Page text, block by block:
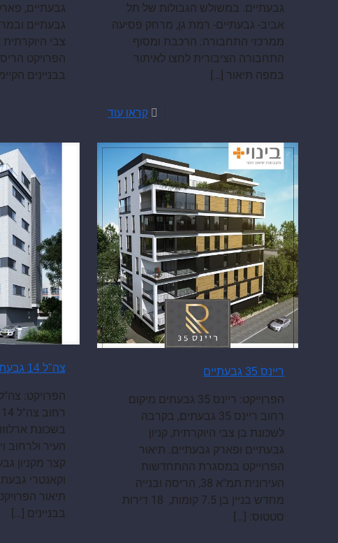
גבעתיים. במשולש הגבולות של תל
אביב- גבעתיים- רמת גן, מרחק פסיעה
ממרכזי התחבורה: הרכבת ומסוף
התחבורה הציבורית לחצו לאיתור
במפה תיאור[…]
קראו עוד
גבעתיים,
גבעתיים
צבי
הפרויקט
בבניינים
ריינס 35 גבעתיים
הפרוייקט: ריינס 35 גבעתים מיקום
רחוב ריינס 35 גבעתים, בקרבה
לשכונת בן צבי היוקרתית, קניון
גבעתיים ופארק גבעתיים. תיאור
הפרוייקט במסגרת ההתחדשות
העירונית תמ"א 38, הריסה ובנייה
מחדש בניין בן 7.5 קומות, 18 דירות
סטטוס: […]
צה"ל 14 גבעתיים
בשכונת
העיר ולרחוב
קצר מקניון
וקאנטרי
תיאור
בבניינים […]